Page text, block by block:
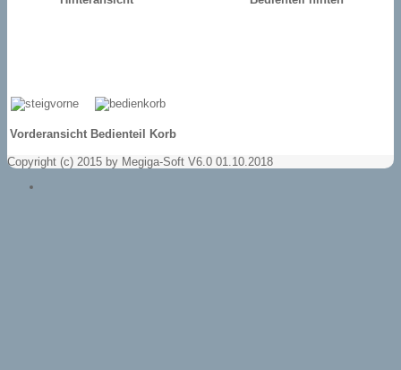
Vorderansicht Bedienteil Korb
Copyright (c) 2015 by Megiga-Soft V6.0 01.10.2018